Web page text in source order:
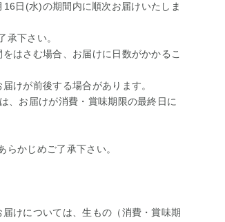
日(水)の期間内に順次お届けいたしま
承下さい。
はさむ場合、お届けに日数がかかるこ
けが前後する場合があります。
、お届けが消費・賞味期限の最終日に
かじめご了承下さい。
けについては、生もの（消費・賞味期